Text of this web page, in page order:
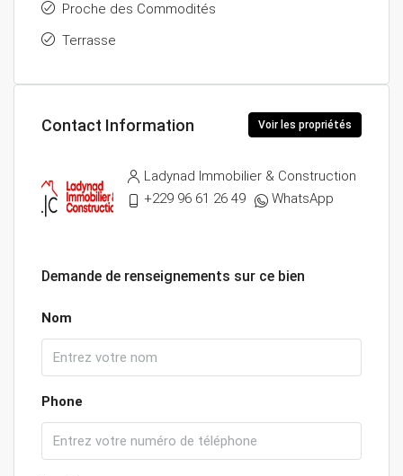
Proche des Commodités
Terrasse
Contact Information Voir les propriétés
Ladynad Immobilier & Construction
+229 96 61 26 49
WhatsApp
Demande de renseignements sur ce bien
Nom
Phone